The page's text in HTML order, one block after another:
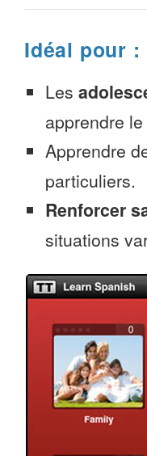
Idéal pour :
Les
apprendre
Apprendre
particuliers.
Renforcer
situations